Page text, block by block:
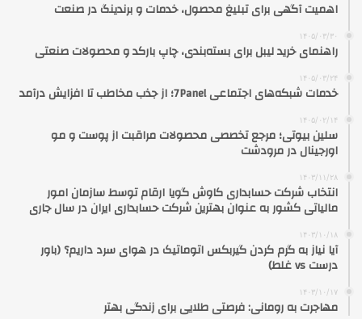
اهمیت آگهی برای تبلیغ محصول، خدمات و برندینگ در صنعت
۱۴۰۵/۰۳/۳۰
راهنمای خرید لیبل برای بسته‌بندی، چاپ بارکد و محصولات صنعتی
۱۴۰۵/۰۳/۲۴
خدمات شبکه‌های اجتماعی 7Panel؛ از جذب مخاطب تا افزایش درآمد
۱۴۰۵/۰۲/۱۴
سلین بیوتی؛ مرجع تخصصی محصولات مراقبت از پوست و مو
اورجینال در مرودشت
۱۴۰۳/۱۱/۲۸
انتخاب شرکت حسابداری کاوش گویا ارقام توسط سازمان امور
مالیاتی کشور به عنوان بهترین شرکت حسابداری ایران در سال جاری
۱۴۰۳/۱۰/۱۸
آیا نیاز به گرم کردن گیربکس اتوماتیک در هوای سرد داریم؟ (باور
درست vs غلط)
۱۴۰۳/۱۰/۱۷
مهاجرت به رومانی: فرصتی طلایی برای زندگی بهتر